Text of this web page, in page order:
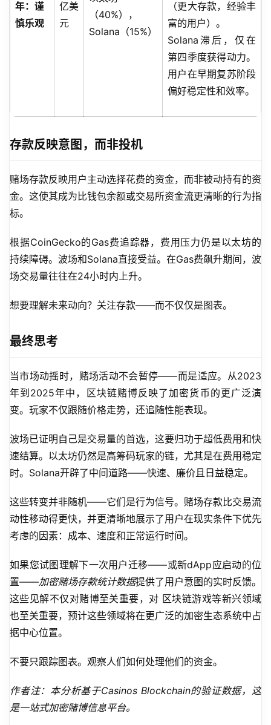
年：谨
慎乐观
亿美
元
（40%），
Solana（15%）
（更大存款，经验丰
富的用户）。
Solana滞后，仅在
第四季度获得动力。
用户在早期复苏阶段
偏好稳定性和效率。
存款反映意图，而非投机
赌场存款反映用户主动选择花费的资金，而非被动持有的资
金。这使其成为比钱包余额或交易所资金流更清晰的行为指
标。
根据CoinGecko的Gas费追踪器，费用压力仍是以太坊的
持续障碍。波场和Solana直接受益。在Gas费飙升期间，波
场交易量往往在24小时内上升。
想要理解未来动向？关注存款——而不仅仅是图表。
最终思考
当市场动摇时，赌场活动不会暂停——而是适应。从2023
年到2025年中，区块链赌博反映了加密货币的更广泛演
变。玩家不仅跟随价格走势，还追随性能表现。
波场已证明自己是交易量的首选，这要归功于超低费用和快
速结算。以太坊仍然是高筹码玩家的链，尤其是在费用稳定
时。Solana开辟了中间道路——快速、廉价且日益稳定。
这些转变并非随机——它们是行为信号。赌场存款比交易流
动性移动得更快，并更清晰地展示了用户在现实条件下优先
考虑的因素：成本、速度和正常运行时间。
如果您试图理解下一次用户迁移——或新dApp应启动的位
置——加密赌场存款统计数据提供了用户意图的实时反馈。
这些见解不仅对赌博至关重要，对 区块链游戏等新兴领域
也至关重要，预计这些领域将在更广泛的加密生态系统中占
据中心位置。
不要只跟踪图表。观察人们如何处理他们的资金。
作者注：本分析基于Casinos Blockchain的验证数据，这
是一站式加密赌博信息平台。